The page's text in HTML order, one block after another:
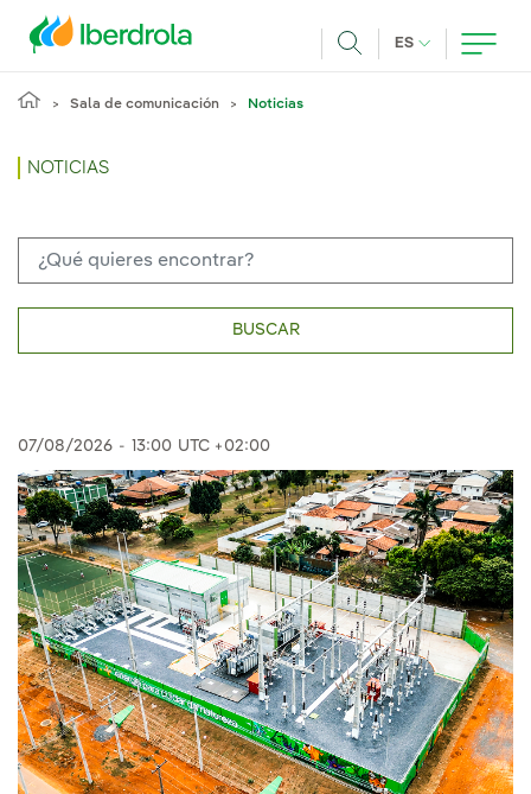
ES IDIOMA
Sala de comunicación Noticias
NOTICIAS
BUSCAR
07/08/2026 - 13:00 UTC +02:00